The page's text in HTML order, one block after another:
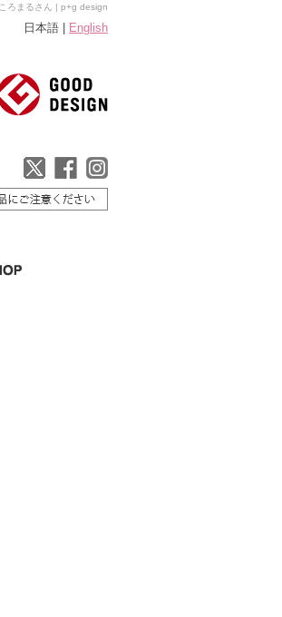
ころまるさん | p+g design
日本語 | English